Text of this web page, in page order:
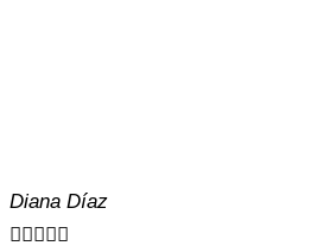
Diana Díaz
